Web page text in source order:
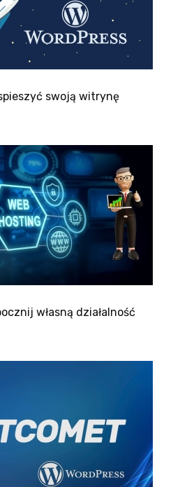
swoją witrynę
własną działalność